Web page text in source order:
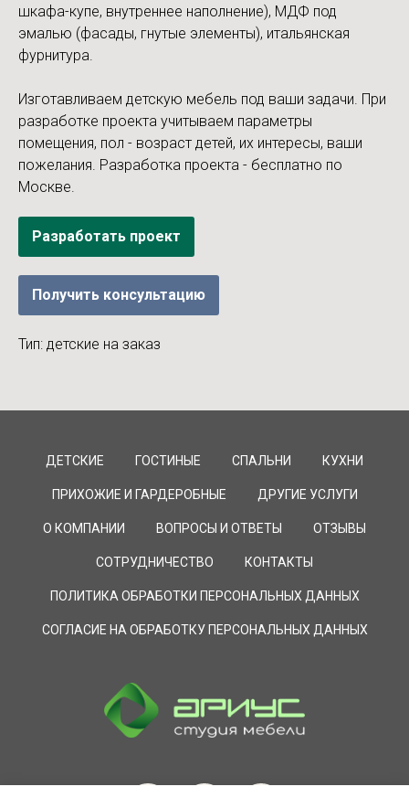
шкафа-купе, внутреннее наполнение), МДФ под
эмалью (фасады, гнутые элементы), итальянская
фурнитура.
Изготавливаем детскую мебель под ваши задачи. При
разработке проекта учитываем параметры
помещения, пол - возраст детей, их интересы, ваши
пожелания. Разработка проекта - бесплатно по
Москве.
Разработать проект
Получить консультацию
Тип: детские на заказ
ДЕТСКИЕ ГОСТИНЫЕ СПАЛЬНИ КУХНИ
ПРИХОЖИЕ И ГАРДЕРОБНЫЕ ДРУГИЕ УСЛУГИ
О КОМПАНИИ ВОПРОСЫ И ОТВЕТЫ ОТЗЫВЫ
СОТРУДНИЧЕСТВО КОНТАКТЫ
ПОЛИТИКА ОБРАБОТКИ ПЕРСОНАЛЬНЫХ ДАННЫХ
СОГЛАСИЕ НА ОБРАБОТКУ ПЕРСОНАЛЬНЫХ ДАННЫХ